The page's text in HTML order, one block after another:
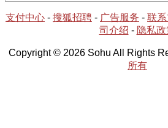
支付中心 - 搜狐招聘 - 广告服务 - 联
司介绍 - 隐私政
Copyright © 2026 Sohu All Rights
所有